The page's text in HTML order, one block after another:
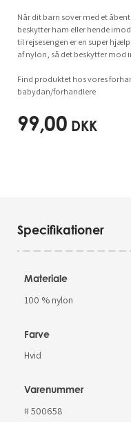
Når dit barn sover med et
beskytter ham eller hende
til rejsesengen er en super
af nylon, så det beskytter mod
Find produktet hos vores
babydan/forhandlere
99,00 DKK
Specifikationer
Materiale
100 % nylon
Farve
Hvid
Varenummer
# 500658